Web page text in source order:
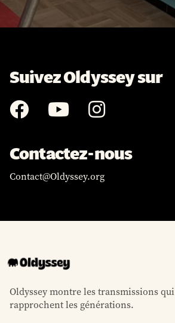
Suivez Oldyssey sur
  
Contactez-nous
Contact@Oldyssey.org
Oldyssey montre les transmissions qui
rapprochent les générations.